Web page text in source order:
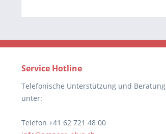
Service Hotline
Telefonische Unterstützung und Beratung
unter:
Telefon +41 62 721 48 00